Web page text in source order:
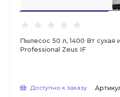
Пылесос 50 л, 1400 Вт сухая
Professional Zeus IF
Доступно к заказу